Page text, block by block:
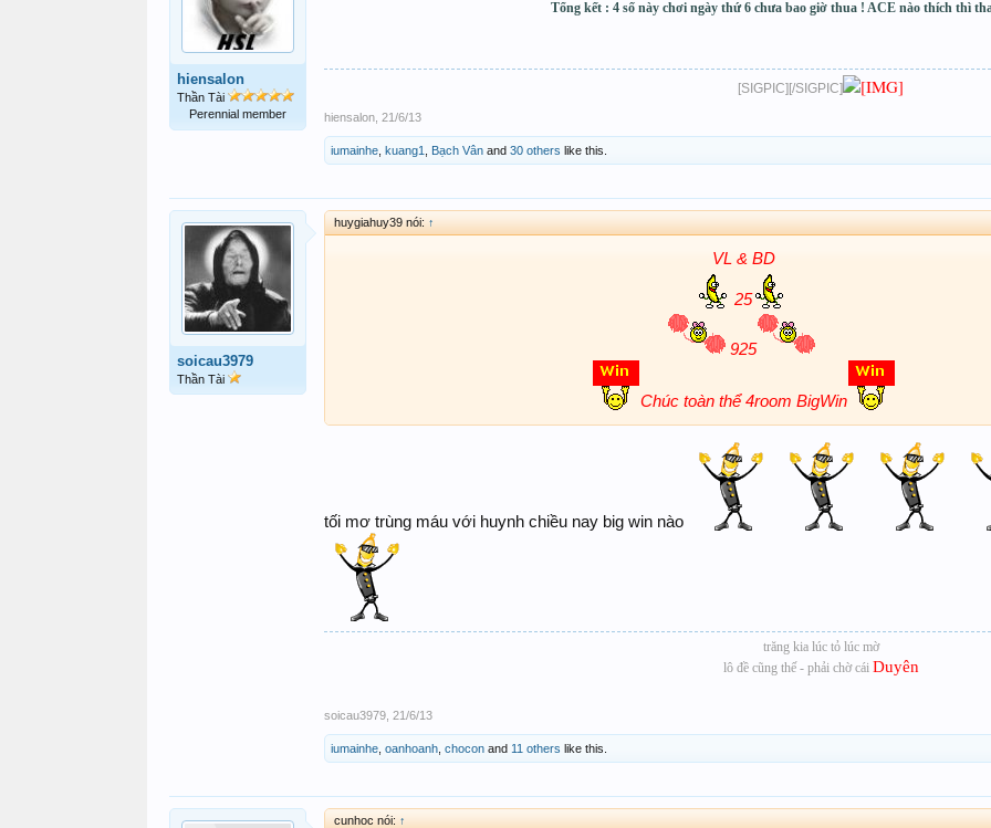
hiensalon
Thần Tài
Perennial member
Tổng kết : 4 số này chơi ngày thứ 6 chưa bao giờ thua ! ACE nào thích thì
[SIGPIC][/SIGPIC]
hiensalon 21/6/13
iumainhe kuang1 Bạch Vân and 30 others like this.
soicau3979
Thần Tài
huygiahuy39 nói: ↑
VL & BD
25
925
Chúc toàn thể 4room BigWin
tối mơ trùng máu với huynh chiều nay big win nào
trăng kia lúc tỏ lúc mờ
lô đề cũng thế - phải chờ cái Duyên
soicau3979 21/6/13
iumainhe oanhoanh chocon and 11 others like this.
cunhoc nói: ↑